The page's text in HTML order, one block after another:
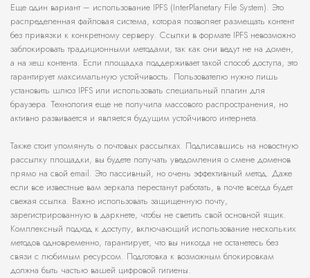
Еще один вариант – использование IPFS (InterPlanetary File System). Это
распределенная файловая система, которая позволяет размещать контент
без привязки к конкретному серверу. Ссылки в формате IPFS невозможно
заблокировать традиционными методами, так как они ведут не на домен,
а на хеш контента. Если площадка поддерживает такой способ доступа, это
гарантирует максимальную устойчивость. Пользователю нужно лишь
установить шлюз IPFS или использовать специальный плагин для
браузера. Технология еще не получила массового распространения, но
активно развивается и является будущим устойчивого интернета.
Также стоит упомянуть о почтовых рассылках. Подписавшись на новостную
рассылку площадки, вы будете получать уведомления о смене доменов
прямо на свой email. Это пассивный, но очень эффективный метод. Даже
если все известные вам зеркала перестанут работать, в почте всегда будет
свежая ссылка. Важно использовать защищенную почту,
зарегистрированную в даркнете, чтобы не светить свой основной ящик.
Комплексный подход к доступу, включающий использование нескольких
методов одновременно, гарантирует, что вы никогда не останетесь без
связи с любимым ресурсом. Подготовка к возможным блокировкам
должна быть частью вашей цифровой гигиены.